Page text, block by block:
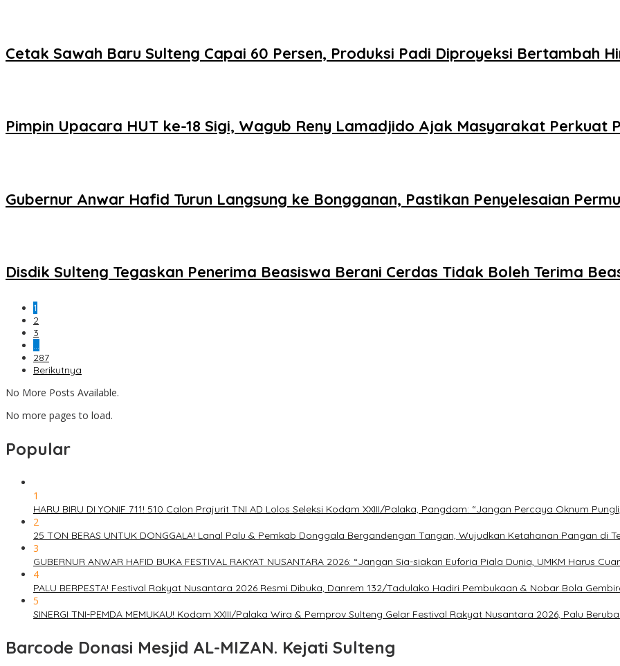
Cetak Sawah Baru Sulteng Capai 60 Persen, Produksi Padi Diproyeksi Bertambah
Pimpin Upacara HUT ke-18 Sigi, Wagub Reny Lamadjido Ajak Masyarakat Perkuat
Gubernur Anwar Hafid Turun Langsung ke Bongganan, Pastikan Penyelesaian
Disdik Sulteng Tegaskan Penerima Beasiswa Berani Cerdas Tidak Boleh Terima
1
2
3
…
287
Berikutnya
No More Posts Available.
No more pages to load.
Popular
1
HARU BIRU DI YONIF 711! 510 Calon Prajurit TNI AD Lolos Seleksi Kodam XXIII/Palaka, Pangdam: “Jangan Percaya Oknum Pungli,
2
25 TON BERAS UNTUK DONGGALA! Lanal Palu & Pemkab Donggala Bergandengan Tangan, Wujudkan Ketahanan Pangan di
3
GUBERNUR ANWAR HAFID BUKA FESTIVAL RAKYAT NUSANTARA 2026: “Jangan Sia-siakan Euforia Piala Dunia, UMKM Harus
4
PALU BERPESTA! Festival Rakyat Nusantara 2026 Resmi Dibuka, Danrem 132/Tadulako Hadiri Pembukaan & Nobar Bola
5
SINERGI TNI-PEMDA MEMUKAU! Kodam XXIII/Palaka Wira & Pemprov Sulteng Gelar Festival Rakyat Nusantara 2026, Palu
Barcode Donasi Mesjid AL-MIZAN. Kejati Sulteng